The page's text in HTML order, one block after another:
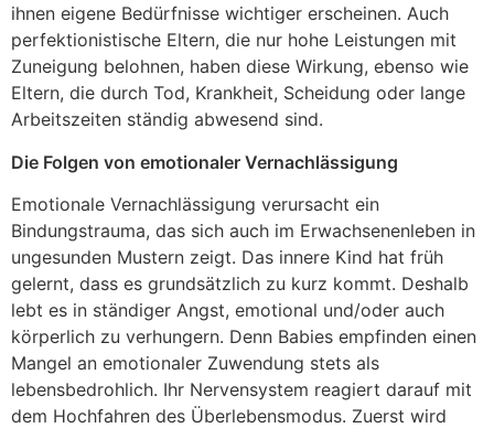
ihnen eigene Bedürfnisse wichtiger erscheinen. Auch
perfektionistische Eltern, die nur hohe Leistungen mit
Zuneigung belohnen, haben diese Wirkung, ebenso wie
Eltern, die durch Tod, Krankheit, Scheidung oder lange
Arbeitszeiten ständig abwesend sind.
Die Folgen von emotionaler Vernachlässigung
Emotionale Vernachlässigung verursacht ein
Bindungstrauma, das sich auch im Erwachsenenleben in
ungesunden Mustern zeigt. Das innere Kind hat früh
gelernt, dass es grundsätzlich zu kurz kommt. Deshalb
lebt es in ständiger Angst, emotional und/oder auch
körperlich zu verhungern. Denn Babies empfinden einen
Mangel an emotionaler Zuwendung stets als
lebensbedrohlich. Ihr Nervensystem reagiert darauf mit
dem Hochfahren des Überlebensmodus. Zuerst wird